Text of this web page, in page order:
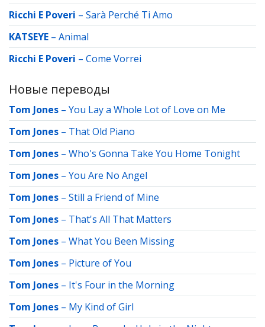
Ricchi E Poveri – Sarà Perché Ti Amo
KATSEYE – Animal
Ricchi E Poveri – Come Vorrei
Новые переводы
Tom Jones – You Lay a Whole Lot of Love on Me
Tom Jones – That Old Piano
Tom Jones – Who's Gonna Take You Home Tonight
Tom Jones – You Are No Angel
Tom Jones – Still a Friend of Mine
Tom Jones – That's All That Matters
Tom Jones – What You Been Missing
Tom Jones – Picture of You
Tom Jones – It's Four in the Morning
Tom Jones – My Kind of Girl